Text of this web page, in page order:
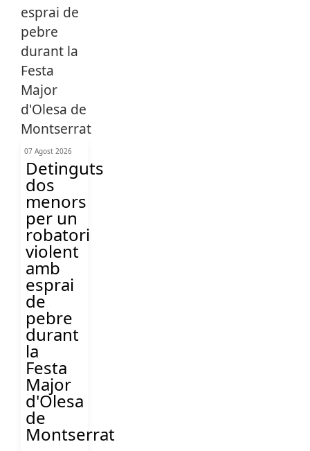
07 Agost 2026
Detinguts
dos
menors
per un
robatori
violent
amb
esprai
de
pebre
durant
la
Festa
Major
d'Olesa
de
Montserrat